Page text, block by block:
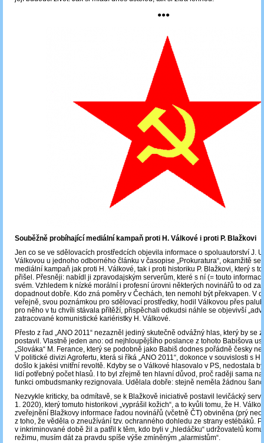
●●●
Souběžně probíhající mediální kampaň proti H. Válkové i proti P. Blažkovi
Jen co se ve sdělovacích prostředcích objevila informace o spoluautorství J.
Válkovou u jednoho odborného článku v časopise „Prokuratura“, okamžitě se
mediální kampaň jak proti H. Válkové, tak i proti historiku P. Blažkovi, který s
přišel. Přesněji: nabídl ji zpravodajským serverům, které s ní (= touto
svém. Vzhledem k nízké morální i profesní úrovni některých novinářů to od
dopadnout dobře. Kdo zná poměry v Čechách, ten nemohl být překvapen. V
veřejně, svou poznámkou pro sdělovací prostředky, hodil Válkovou přes
pro něho v tu chvíli stávala přítěží, přispěchali odkudsi náhle se objevivší
zatracované komunistické kariéristky H. Válkové.
Přesto z řad „ANO 2011“ nezazněl jediný skutečně odvážný hlas, který by se
postavil. Vlastně jeden ano: od nejhloupějšího poslance z tohoto Babišova
„Slováka“ M. Ferance, který se podobně jako Babiš dodnes pořádně česky
V politické divizi Agrofertu, která si říká „ANO 2011“, dokonce v souvislosti s
došlo k jakési vnitřní revoltě. Kdyby se o Válkové hlasovalo v PS, nedostala by
lidí potřebný počet hlasů. I to byl zřejmě ten hlavní důvod, proč raději sama
funkci ombudsmanky rezignovala. Udělala dobře: stejně neměla žádnou
Nezvykle kriticky, ba odmítavě, se k Blažkově iniciativě postavil levičácký
1. 2020), který tomuto historikovi „vyprášil kožich“, a to kvůli tomu, že H.
zveřejnění Blažkovy informace řadou novinářů (včetně ČT) obviněna (prý
z toho, že věděla o zneužívání tzv. ochranného dohledu ze strany estébáků.
v inkriminované době žil a patřil k těm, kdo byli v „hledáčku“ udržovatelů
režimu, musím dát za pravdu spíše výše zmíněným „alarmistům“.